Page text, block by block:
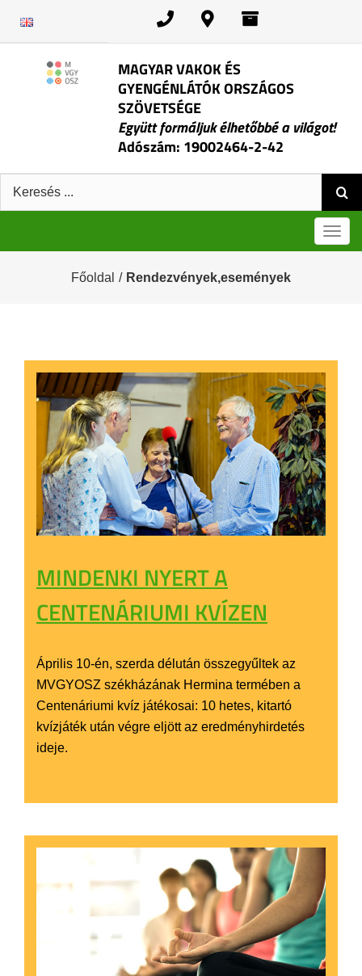
MAGYAR VAKOK ÉS
GYENGÉNLÁTÓK ORSZÁGOS
SZÖVETSÉGE
Együtt formáljuk élhetőbbé a világot!
Adószám: 19002464-2-42
Keresés:
Főoldal / Rendezvények,események
MINDENKI NYERT A
CENTENÁRIUMI KVÍZEN
Április 10-én, szerda délután összegyűltek az
MVGYOSZ székházának Hermina termében a
Centenáriumi kvíz játékosai: 10 hetes, kitartó
kvízjáték után végre eljött az eredményhirdetés
ideje.